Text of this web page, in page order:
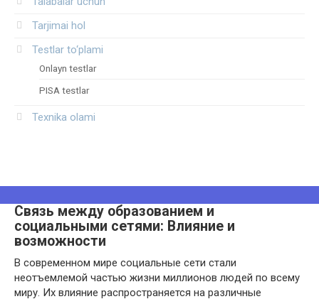
Tarjimai hol
Testlar to‘plami
Onlayn testlar
PISA testlar
Texnika olami
Связь между образованием и
социальными сетями: Влияние и
возможности
В современном мире социальные сети стали
неотъемлемой частью жизни миллионов людей по всему
миру. Их влияние распространяется на различные